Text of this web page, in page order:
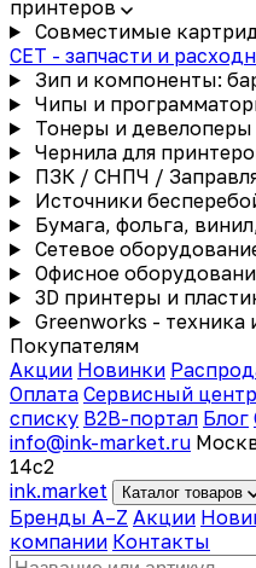
принтеров
Совместимые
CET - запчасти и
Зип и компоненты:
Чипы и
Тонеры и девелоперы
Чернила для
ПЗК / СНПЧ /
Источники
Бумага, фольга,
Сетевое
Офисное
3D принтеры и
Greenworks - техника
Покупателям
Акции Новинки
Оплата Сервисный центр
списку B2B-портал Блог
info@ink-market.ru
14с2
ink.market Каталог товаров
Бренды A–Z Акции
компании Контакты